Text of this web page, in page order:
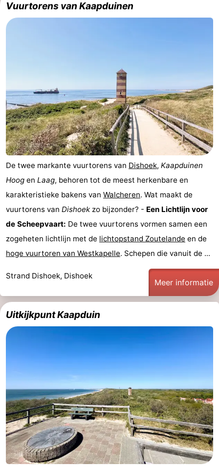
Zwin
Vuurtorens van Kaapduinen
De twee markante vuurtorens van Dishoek, Kaapduinen
Hoog en Laag, behoren tot de meest herkenbare en
karakteristieke bakens van Walcheren. Wat maakt de
vuurtorens van Dishoek zo bijzonder? - Een Lichtlijn voor
de Scheepvaart: De twee vuurtorens vormen samen een
zogeheten lichtlijn met de lichtopstand Zoutelande en de
hoge vuurtoren van Westkapelle. Schepen die vanuit de ...
Strand Dishoek, Dishoek
Meer informatie
Uitkijkpunt Kaapduin